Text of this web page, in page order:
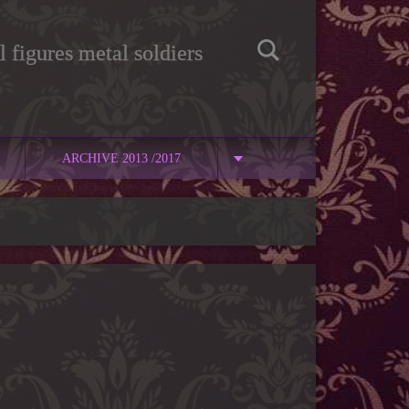
figures metal soldiers
ARCHIVE 2013 /2017